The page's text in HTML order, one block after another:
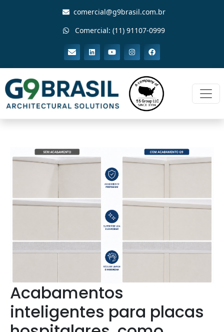
comercial@g9brasil.com.br
Comercial: (11) 91107-0999
Acabamentos
inteligentes para placas